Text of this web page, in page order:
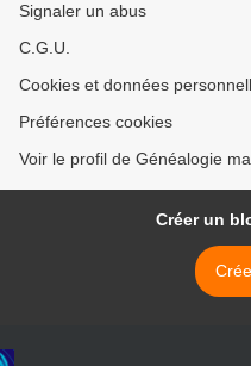
Signaler un abus
C.G.U.
Cookies et données
Préférences cookies
Voir le profil de Généalogie
Créer un